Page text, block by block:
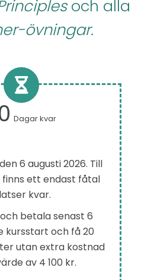
och alla
övningar.
Dagar kvar
6 augusti 2026. Till
finns ett endast fåtal
kvar.
betala senast 6
kursstart och få 20
utan extra kostnad
av 4 100 kr.